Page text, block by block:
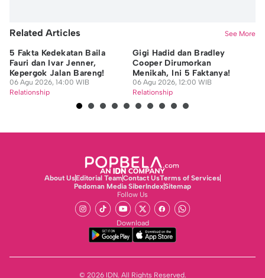
Related Articles See More
5 Fakta Kedekatan Baila
Fauri dan Ivar Jenner,
Kepergok Jalan Bareng!
06 Agu 2026, 14:00 WIB
Relationship
Gigi Hadid dan Bradley
Cooper Dirumorkan
Menikah, Ini 5 Faktanya!
06 Agu 2026, 12:00 WIB
Relationship
About UsEditorial TeamContact UsTerms of Services
Pedoman Media SiberIndexSitemap
Follow Us
Download
© 2026 IDN. All Rights Reserved.